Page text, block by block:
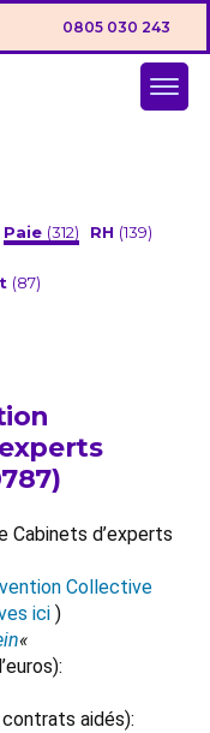
0805 030 243
Paie (312) RH (139)
(87)
Cabinets d’experts
Collective
ici )
«
aidés):